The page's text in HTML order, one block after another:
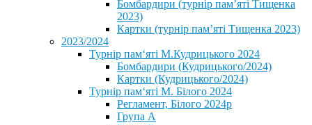
Бомбардири (турнір пам’яті Тищенка
2023)
Картки (турнір пам’яті Тищенка 2023)
2023/2024
⁨Турнір пам‘яті М.Кудрицького 2024
Бомбардири (Кудрицького/2024)
Картки (Кудрицького/2024)
⁨Турнір пам‘яті М. Білого 2024⁩
Регламент, Білого 2024р
Група А